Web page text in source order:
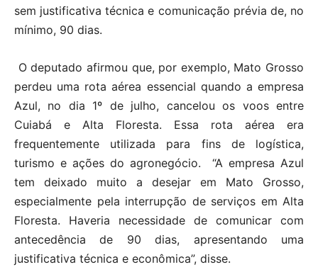
sem justificativa técnica e comunicação prévia de, no
mínimo, 90 dias.
O deputado afirmou que, por exemplo, Mato Grosso
perdeu uma rota aérea essencial quando a empresa
Azul, no dia 1º de julho, cancelou os voos entre
Cuiabá e Alta Floresta. Essa rota aérea era
frequentemente utilizada para fins de logística,
turismo e ações do agronegócio. “A empresa Azul
tem deixado muito a desejar em Mato Grosso,
especialmente pela interrupção de serviços em Alta
Floresta. Haveria necessidade de comunicar com
antecedência de 90 dias, apresentando uma
justificativa técnica e econômica”, disse.